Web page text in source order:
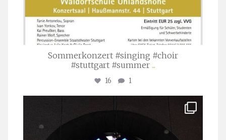
Sommerkonzert #singing #choir
#stuttgart #summer ...
16 1
Apr. 1